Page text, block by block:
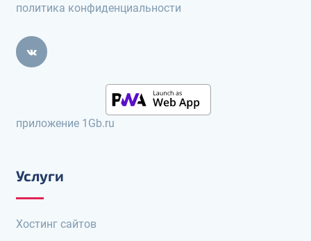
политика конфиденциальности
приложение 1Gb.ru
Услуги
Хостинг сайтов